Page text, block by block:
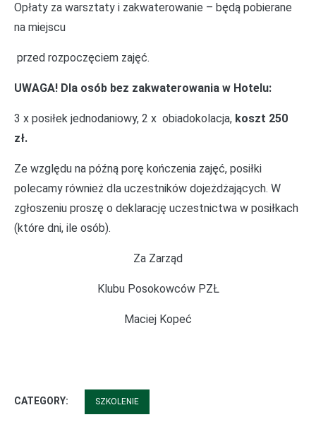
Opłaty za warsztaty i zakwaterowanie – będą pobierane
na miejscu
przed rozpoczęciem zajęć.
UWAGA! Dla osób bez zakwaterowania w Hotelu:
3 x posiłek jednodaniowy, 2 x obiadokolacja, koszt 250
zł.
Ze względu na późną porę kończenia zajęć, posiłki
polecamy również dla uczestników dojeżdżających. W
zgłoszeniu proszę o deklarację uczestnictwa w posiłkach
(które dni, ile osób).
Za Zarząd
Klubu Posokowców PZŁ
Maciej Kopeć
CATEGORY: SZKOLENIE